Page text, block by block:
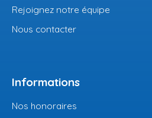
Rejoignez notre équipe
Nous contacter
Informations
Nos honoraires